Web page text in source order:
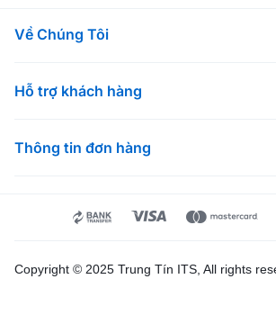
Về Chúng Tôi
Hỗ trợ khách hàng
Thông tin đơn hàng
Copyright © 2025 Trung Tín ITS, All rights